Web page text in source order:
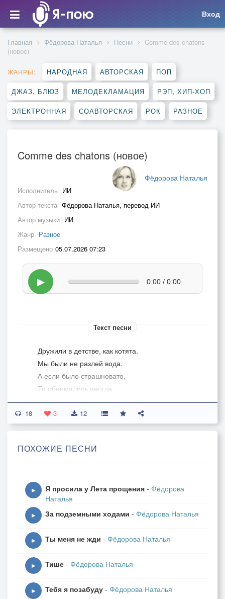
Вход
Главная Фёдорова Наталья Песни
Comme des chatons
(новое)
ЖАНРЫ: НАРОДНАЯ АВТОРСКАЯ ПОП
ДЖАЗ, БЛЮЗ МЕЛОДЕКЛАМАЦИЯ РЭП, ХИП-ХОП
ЭЛЕКТРОННАЯ СОАВТОРСКАЯ РОК РАЗНОЕ
Comme des chatons (новое)
Фёдорова Наталья
Исполнитель ИИ
Автор текста Фёдорова Наталья, перевод ИИ
Автор музыки ИИ
Жанр Разное
Размещено 05.07.2026 07:23
▶ 0:00 / 0:00
Текст песни
Дружили в детстве, как котята.
Мы были не разлей вода.
А если было страшновато,
То обнимались иногда.
Припев:
В светлый Рай погружу.
Вот подросли, расправив крылья,
И даже вовсе без усилья
Я тебя закружу.
18 3 12
ПОХОЖИЕ ПЕСНИ
▶ Я просила у Лета прощения - Фёдорова
Наталья
▶ За подземными ходами - Фёдорова Наталья
▶ Ты меня не жди - Фёдорова Наталья
▶ Тише - Фёдорова Наталья
▶ Тебя я позабуду - Фёдорова Наталья